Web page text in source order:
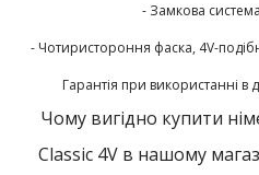
- Замкова
- Чотиристороння фаска, 4V-
Гарантія при використанні в
Чому вигідно купити
Classic 4V в нашому